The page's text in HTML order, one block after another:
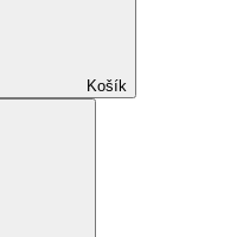
Košík